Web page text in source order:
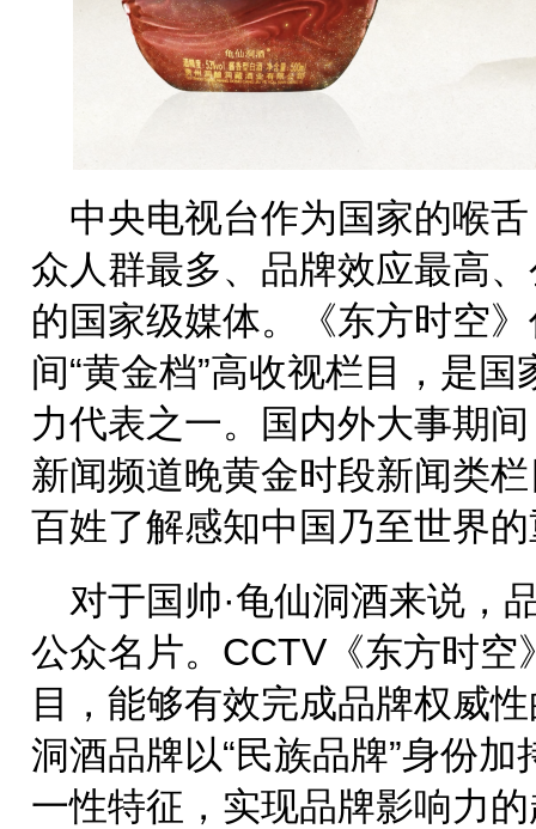
中央电视台作为国家的喉
众人群最多、品牌效应最高
的国家级媒体。《东方时空
间“黄金档”高收视栏目，是
力代表之一。国内外大事期
新闻频道晚黄金时段新闻类
百姓了解感知中国乃至世界
对于国帅·龟仙洞酒来说，
公众名片。CCTV《东方时空
目，能够有效完成品牌权威
洞酒品牌以“民族品牌”身份加
一性特征，实现品牌影响力